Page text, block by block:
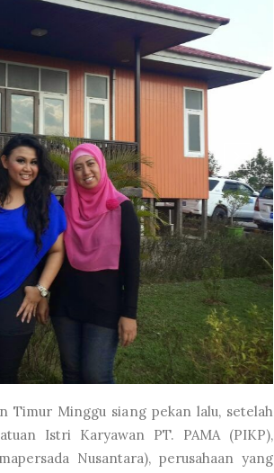
Timur Minggu siang pekan lalu, setelah
Istri Karyawan PT. PAMA (PIKP),